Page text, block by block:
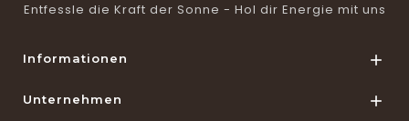
Entfessle die Kraft der Sonne - Hol dir Energie mit uns
Informationen 
Unternehmen 